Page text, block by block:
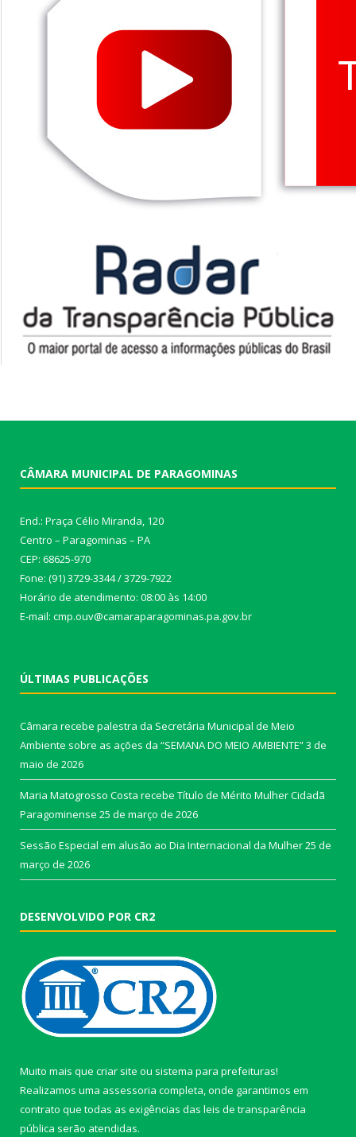
CÂMARA MUNICIPAL DE PARAGOMINAS
End.: Praça Célio Miranda, 120
Centro – Paragominas – PA
CEP: 68625-970
Fone: (91) 3729-3344 / 3729-7922
Horário de atendimento: 08:00 às 14:00
E-mail: cmp.ouv@camaraparagominas.pa.gov.br
ÚLTIMAS PUBLICAÇÕES
Câmara recebe palestra da Secretária Municipal de Meio
Ambiente sobre as ações da “SEMANA DO MEIO AMBIENTE”3 de
maio de 2026
Maria Matogrosso Costa recebe Título de Mérito Mulher Cidadã
Paragominense 25 de março de 2026
Sessão Especial em alusão ao Dia Internacional da Mulher25 de
março de 2026
DESENVOLVIDO POR CR2
Muito mais que criar site ou sistema para prefeituras!
Realizamos uma assessoria completa, onde garantimos em
contrato que todas as exigências das leis de transparência
pública serão atendidas.